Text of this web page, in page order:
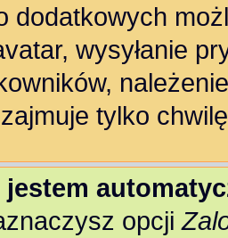
dodatkowych
wysyłanie
tylko
jestem
opcji